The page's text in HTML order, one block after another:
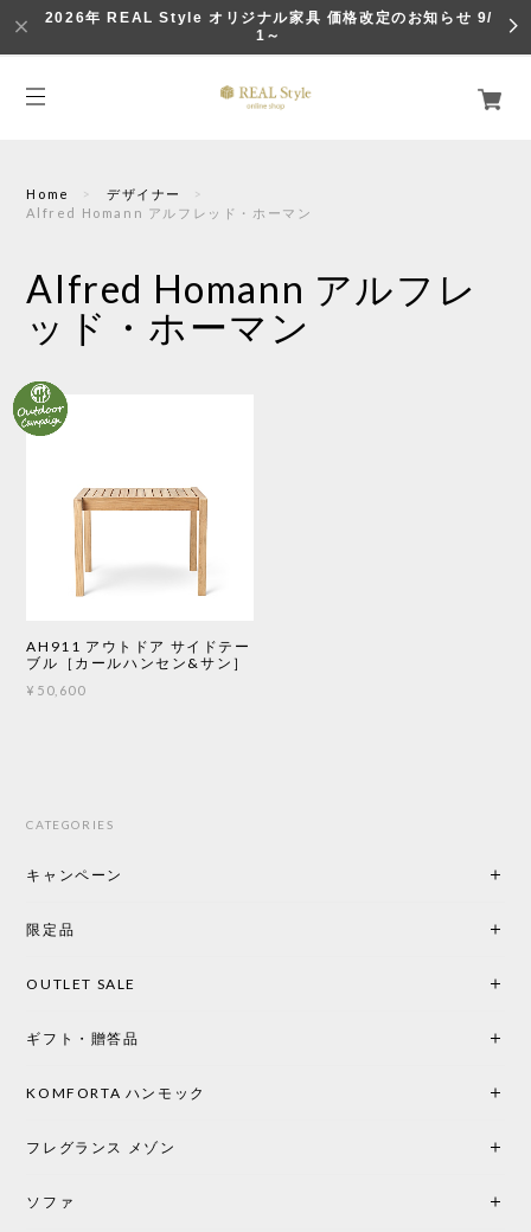
2026年 REAL Style オリジナル家具 価格改定のお知らせ 9/
1～
Home
デザイナー
Alfred Homann アルフレッド・ホーマン
Alfred Homann アルフレ
ッド・ホーマン
AH911 アウトドア サイドテー
ブル［カールハンセン&サン］
¥50,600
CATEGORIES
キャンペーン
限定品
OUTLET SALE
ギフト・贈答品
KOMFORTA ハンモック
フレグランス メゾン
ソファ